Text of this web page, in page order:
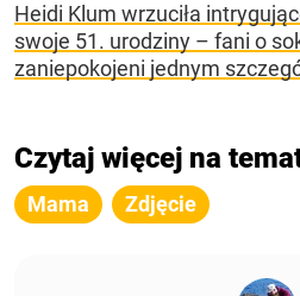
Heidi Klum wrzuciła
swoje 51. urodziny – fani o
zaniepokojeni jednym
Czytaj więcej na
Mama Zdjęcie